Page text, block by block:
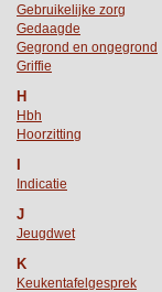
Gebruikelijke zorg
Gedaagde
Gegrond en ongegrond
Griffie
H
Hbh
Hoorzitting
I
Indicatie
J
Jeugdwet
K
Keukentafelgesprek